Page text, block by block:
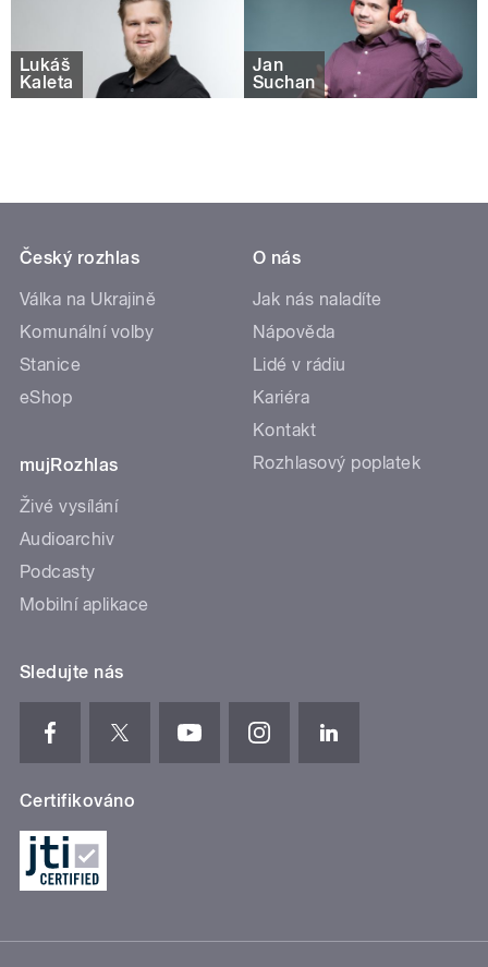
Lukáš
Kaleta
Jan
Suchan
Český rozhlas
Válka na Ukrajině
Komunální volby
Stanice
eShop
mujRozhlas
Živé vysílání
Audioarchiv
Podcasty
Mobilní aplikace
O nás
Jak nás naladíte
Nápověda
Lidé v rádiu
Kariéra
Kontakt
Rozhlasový poplatek
Sledujte nás
Certifikováno